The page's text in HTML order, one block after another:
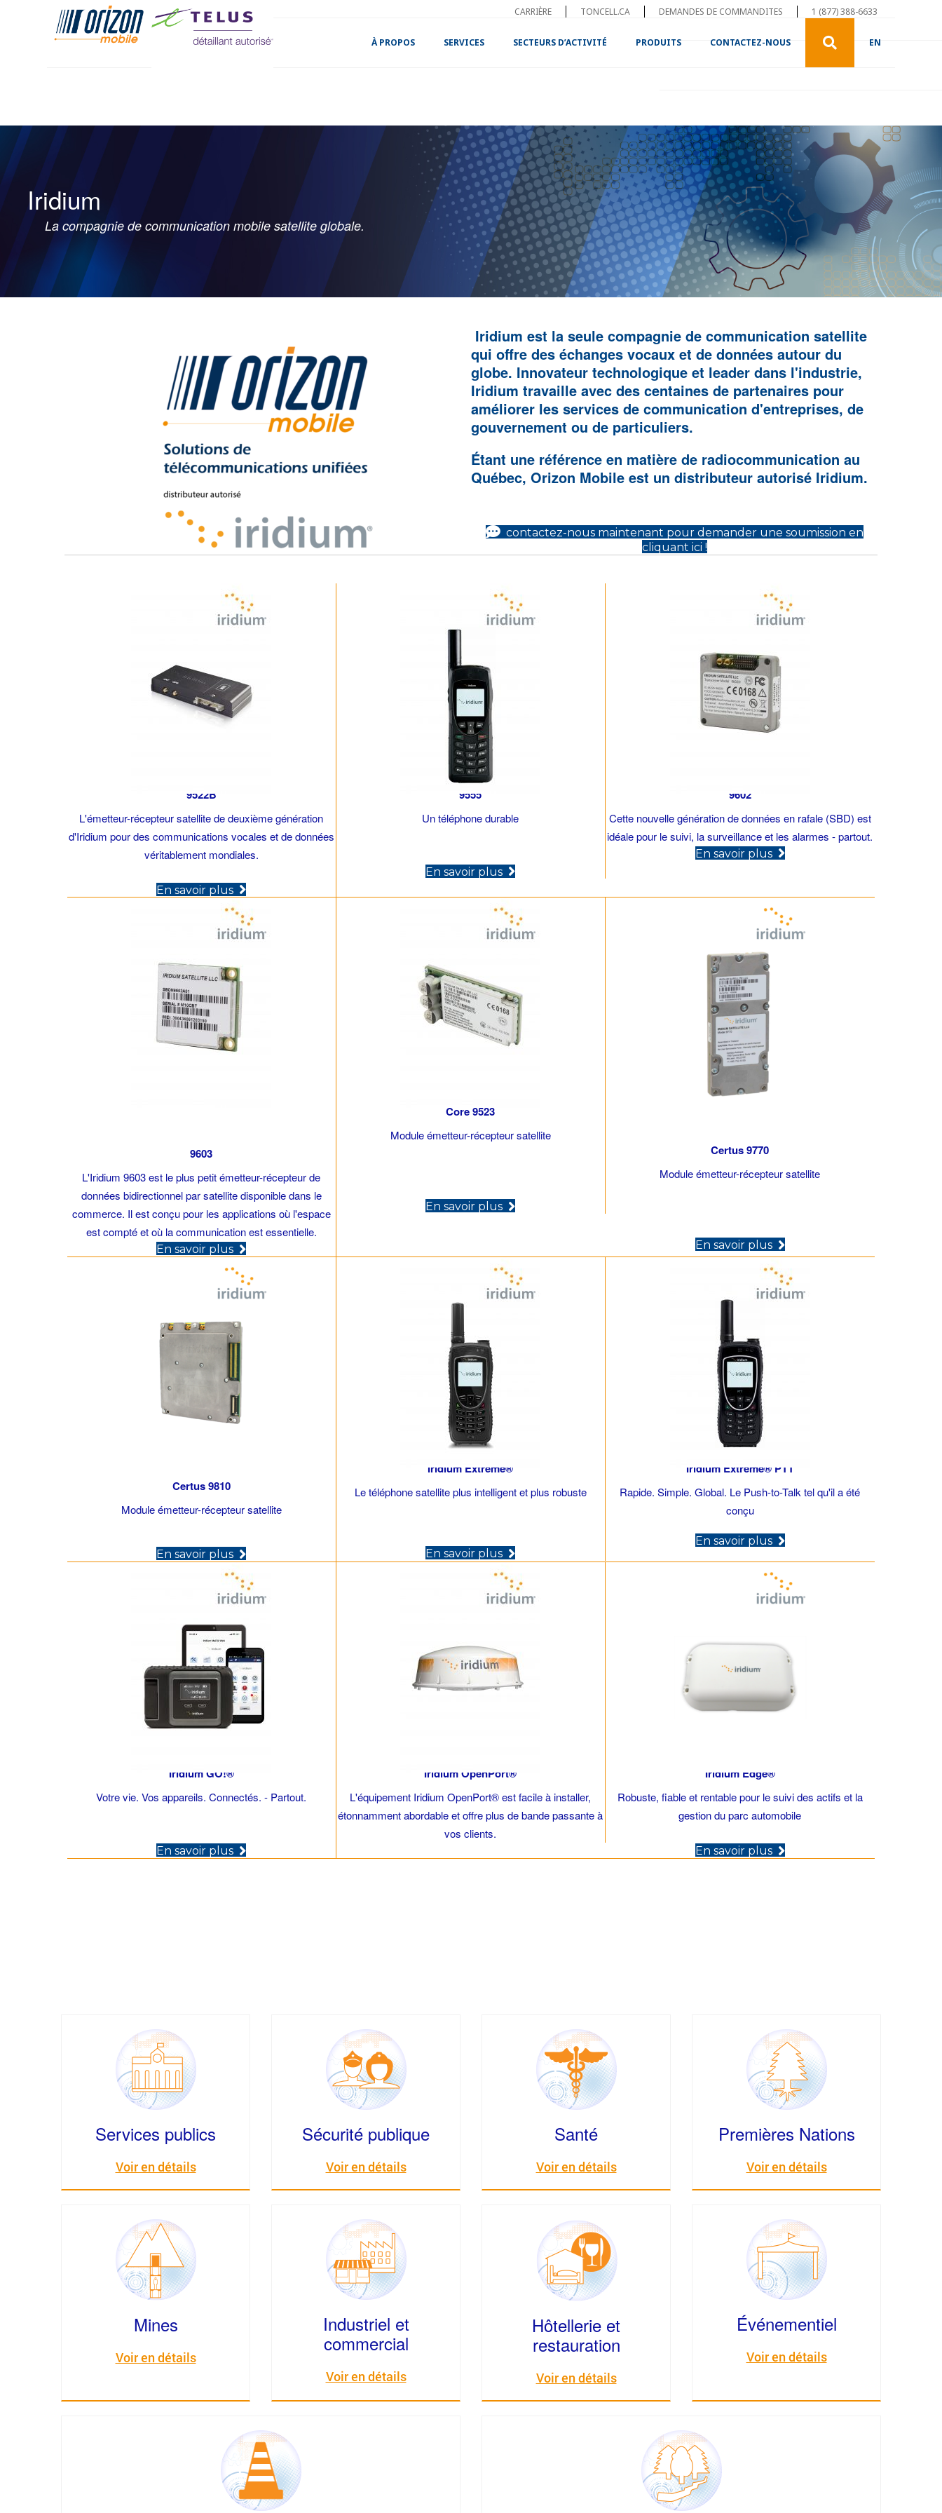
CARRIÈRE TONCELL.CA DEMANDES DE COMMANDITES 1 (877) 388-6633
À PROPOS SERVICES SECTEURS D’ACTIVITÉ PRODUITS CONTACTEZ-NOUS EN
Iridium
La compagnie de communication mobile satellite globale.
Iridium est la seule compagnie de communication satellite
qui offre des échanges vocaux et de données autour du
globe. Innovateur technologique et leader dans l'industrie,
Iridium travaille avec des centaines de partenaires pour
améliorer les services de communication d'entreprises, de
gouvernement ou de particuliers.
Étant une référence en matière de radiocommunication au
Québec, Orizon Mobile est un distributeur autorisé Iridium.
contactez-nous maintenant pour demander une soumission en
cliquant ici !
9522B
L'émetteur-récepteur satellite de deuxième génération
d'Iridium pour des communications vocales et de données
véritablement mondiales.
En savoir plus (opens in new tab)
9555
Un téléphone durable
En savoir plus (opens in new tab)
9602
Cette nouvelle génération de données en rafale (SBD) est
idéale pour le suivi, la surveillance et les alarmes - partout.
En savoir plus (opens in new tab)
9603
L'Iridium 9603 est le plus petit émetteur-récepteur de
données bidirectionnel par satellite disponible dans le
commerce. Il est conçu pour les applications où l'espace
est compté et où la communication est essentielle.
En savoir plus (opens in new tab)
Core 9523
Module émetteur-récepteur satellite
En savoir plus (opens in new tab)
Certus 9770
Module émetteur-récepteur satellite
En savoir plus (opens in new tab)
Certus 9810
Module émetteur-récepteur satellite
En savoir plus (opens in new tab)
Iridium Extreme®
Le téléphone satellite plus intelligent et plus robuste
En savoir plus (opens in new tab)
Iridium Extreme® PTT
Rapide. Simple. Global. Le Push-to-Talk tel qu'il a été
conçu
En savoir plus (opens in new tab)
Iridium GO!®
Votre vie. Vos appareils. Connectés. - Partout.
En savoir plus (opens in new tab)
Iridium OpenPort®
L'équipement Iridium OpenPort® est facile à installer,
étonnamment abordable et offre plus de bande passante à
vos clients.
Iridium Edge®
Robuste, fiable et rentable pour le suivi des actifs et la
gestion du parc automobile
En savoir plus (opens in new tab)
Services publics
Voir en détails
Sécurité publique
Voir en détails
Santé
Voir en détails
Premières Nations
Voir en détails
Mines
Voir en détails
Industriel et
commercial
Voir en détails
Hôtellerie et
restauration
Voir en détails
Événementiel
Voir en détails